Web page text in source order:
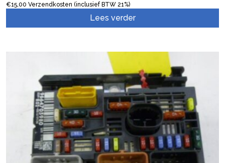
€15,00 Verzendkosten (inclusief BTW 21%)
Lees verder